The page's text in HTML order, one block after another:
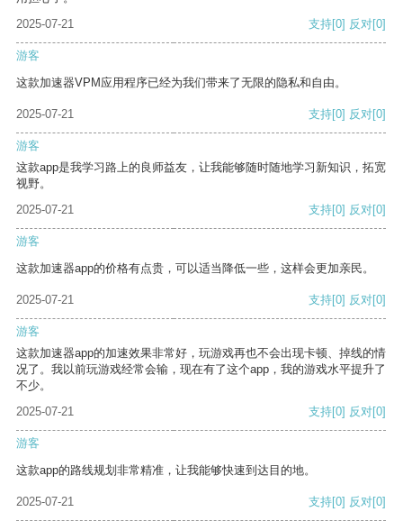
2025-07-21
支持[0] 反对[0]
游客
这款加速器VPM应用程序已经为我们带来了无限的隐私和自由。
2025-07-21 支持[0] 反对[0]
游客
这款app是我学习路上的良师益友，让我能够随时随地学习新知识，拓宽
视野。
2025-07-21
支持[0] 反对[0]
游客
这款加速器app的价格有点贵，可以适当降低一些，这样会更加亲民。
2025-07-21 支持[0] 反对[0]
游客
这款加速器app的加速效果非常好，玩游戏再也不会出现卡顿、掉线的情
况了。我以前玩游戏经常会输，现在有了这个app，我的游戏水平提升了
不少。
2025-07-21
支持[0] 反对[0]
游客
这款app的路线规划非常精准，让我能够快速到达目的地。
2025-07-21 支持[0] 反对[0]